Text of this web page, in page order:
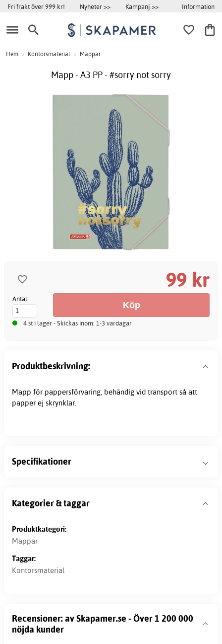
Fri frakt över 999 kr! Nyheter >> Kampanj >> Information
Hem > Kontorsmaterial > Mappar
Mapp - A3 PP - #sorry not sorry
99 kr
Antal:
4 st i lager - Skickas inom: 1-3 vardagar
Produktbeskrivning:
Mapp för pappersförvaring, behändig vid transport så att
papper ej skrynklar.
Specifikationer
Kategorier & taggar
Produktkategori:
Mappar
Taggar:
Kontorsmaterial
Recensioner: av Skapamer.se - Över 1 200 000
nöjda kunder